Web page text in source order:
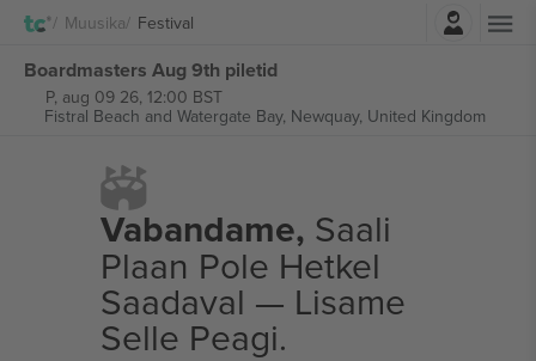
Muusika Festival
Boardmasters Aug 9th piletid
P, aug 09 26, 12:00 BST
Fistral Beach and Watergate Bay, Newquay, United Kingdom
Vabandame, Saali
Plaan Pole Hetkel
Saadaval — Lisame
Selle Peagi.